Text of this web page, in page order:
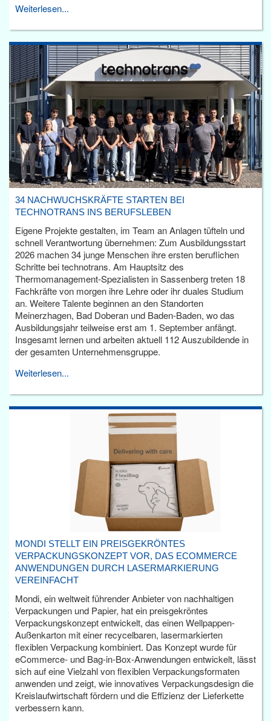
Weiterlesen...
34 NACHWUCHSKRÄFTE STARTEN BEI
TECHNOTRANS INS BERUFSLEBEN
Eigene Projekte gestalten, im Team an Anlagen tüfteln und
schnell Verantwortung übernehmen: Zum Ausbildungsstart
2026 machen 34 junge Menschen ihre ersten beruflichen
Schritte bei technotrans. Am Hauptsitz des
Thermomanagement-Spezialisten in Sassenberg treten 18
Fachkräfte von morgen ihre Lehre oder ihr duales Studium
an. Weitere Talente beginnen an den Standorten
Meinerzhagen, Bad Doberan und Baden-Baden, wo das
Ausbildungsjahr teilweise erst am 1. September anfängt.
Insgesamt lernen und arbeiten aktuell 112 Auszubildende in
der gesamten Unternehmensgruppe.
Weiterlesen...
MONDI STELLT EIN PREISGEKRÖNTES
VERPACKUNGSKONZEPT VOR, DAS ECOMMERCE
ANWENDUNGEN DURCH LASERMARKIERUNG
VEREINFACHT
Mondi, ein weltweit führender Anbieter von nachhaltigen
Verpackungen und Papier, hat ein preisgekröntes
Verpackungskonzept entwickelt, das einen Wellpappen-
Außenkarton mit einer recycelbaren, lasermarkierten
flexiblen Verpackung kombiniert. Das Konzept wurde für
eCommerce- und Bag-in-Box-Anwendungen entwickelt, lässt
sich auf eine Vielzahl von flexiblen Verpackungsformaten
anwenden und zeigt, wie innovatives Verpackungsdesign die
Kreislaufwirtschaft fördern und die Effizienz der Lieferkette
verbessern kann.